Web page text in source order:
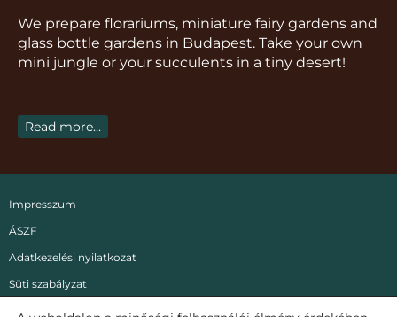
g
r
a
o
o
k
k
b
e
r
e
s
We prepare florariums, miniature fairy gardens and
glass bottle gardens in Budapest. Take your own
mini jungle or your succulents in a tiny desert!
Read more...
Impresszum
ÁSZF
Adatkezelési nyilatkozat
Süti szabályzat
In English